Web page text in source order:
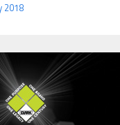
2018